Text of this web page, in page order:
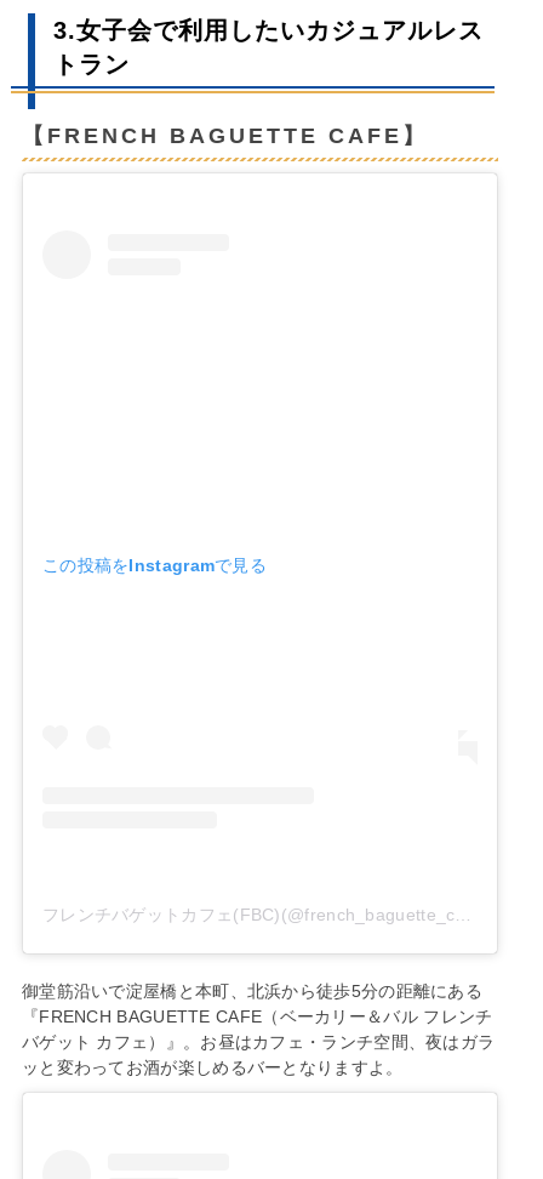
3.女子会で利用したいカジュアルレス
トラン
【FRENCH BAGUETTE CAFE】
この投稿をInstagramで見る
御堂筋沿いで淀屋橋と本町、北浜から徒歩5分の距離にある
『FRENCH BAGUETTE CAFE（ベーカリー＆バル フレンチ
バゲット カフェ）』。お昼はカフェ・ランチ空間、夜はガラ
ッと変わってお酒が楽しめるバーとなりますよ。